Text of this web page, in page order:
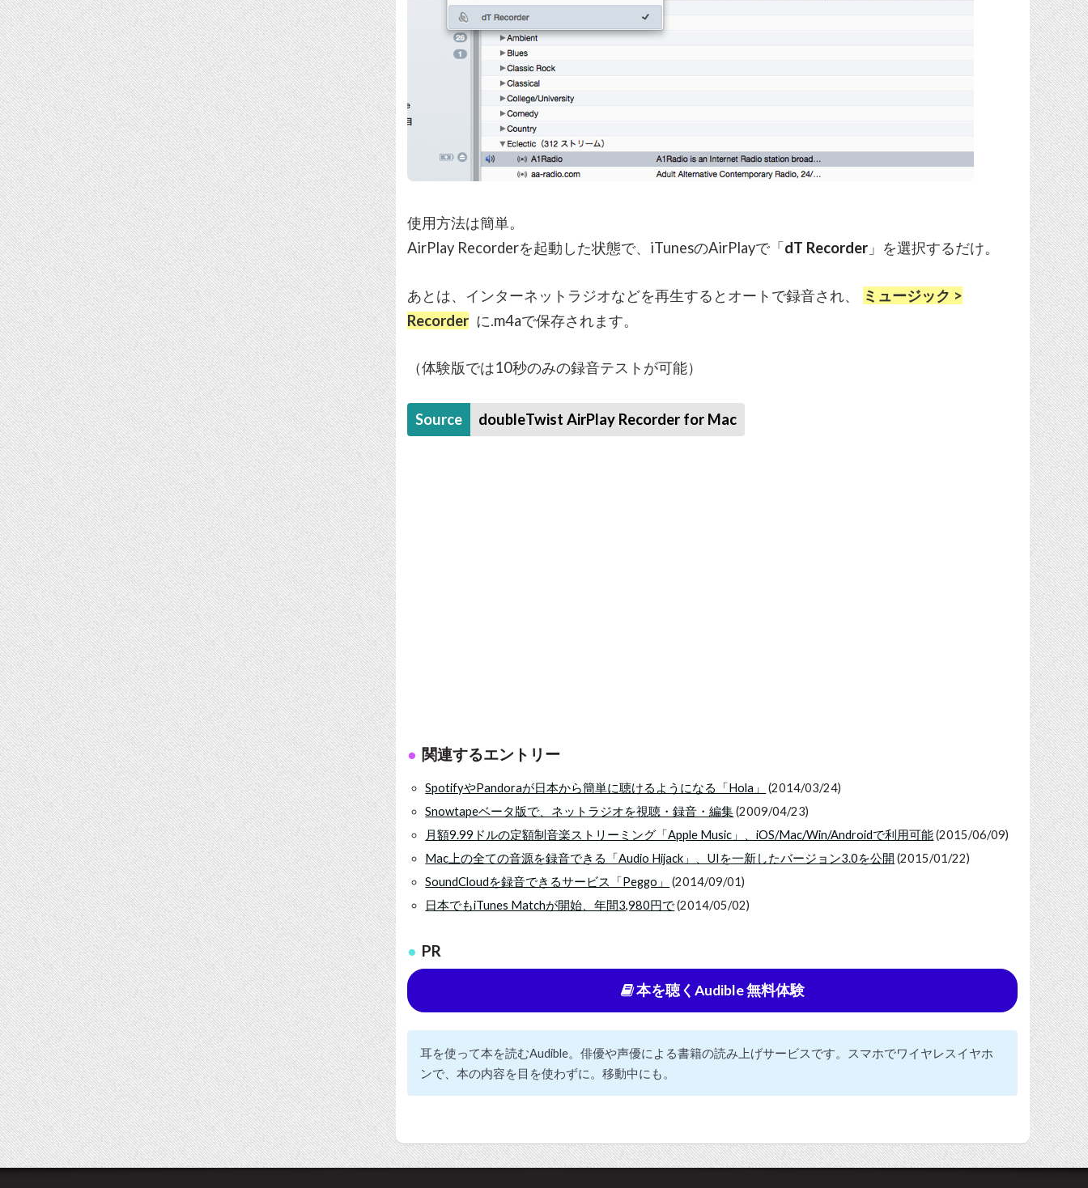
使用方法は簡単。
AirPlay Recorderを起動した状態で、iTunesのAirPlayで「dT Recorder 」を選択するだけ。
あとは、インターネットラジオなどを再生するとオートで録音され、
ミュージック >
Recorder に.m4aで保存されます。
（体験版では10秒のみの録音テストが可能）
Source doubleTwist AirPlay Recorder for Mac
関連するエントリー
SpotifyやPandoraが日本から簡単に聴けるようになる「Hola」
(2014/03/24)
Snowtapeベータ版で、ネットラジオを視聴・録音・編集(2009/04/23)
月額9.99ドルの定額制音楽ストリーミング「Apple Music」、iOS/Mac/Win/Androidで利用可能(2015/06/09)
Mac上の全ての音源を録音できる「Audio Hijack」、UIを一新したバージョン3.0を公開 (2015/01/22)
SoundCloudを録音できるサービス「Peggo」
(2014/09/01)
日本でもiTunes Matchが開始、年間3,980円で(2014/05/02)
PR
本を聴くAudible 無料体験
耳を使って本を読むAudible。俳優や声優による書籍の読み上げサービスです。スマホでワイヤレスイヤホ
ンで、本の内容を目を使わずに。移動中にも。